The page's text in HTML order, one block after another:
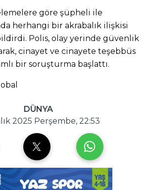
göre şüpheli ile
herhangi bir akrabalık ilişkisi
Polis, olay yerinde güvenlik
cinayet ve cinayete teşebbüs
bir soruşturma başlattı.
DÜNYA
2025 Perşembe, 22:53